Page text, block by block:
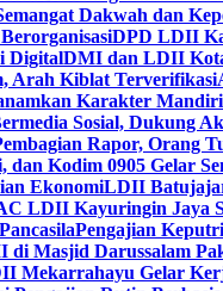
Dakwah dan
DPD LDII
DigitalDMI dan LDII
Arah Kiblat Terverifikasi
Karakter Mandiri
Sosial, Dukung
Rapor, Orang
Kodim 0905 Gelar
EkonomiLDII
LDII Kayuringin Jaya
Pengajian
di Masjid Darussalam
Mekarrahayu Gelar